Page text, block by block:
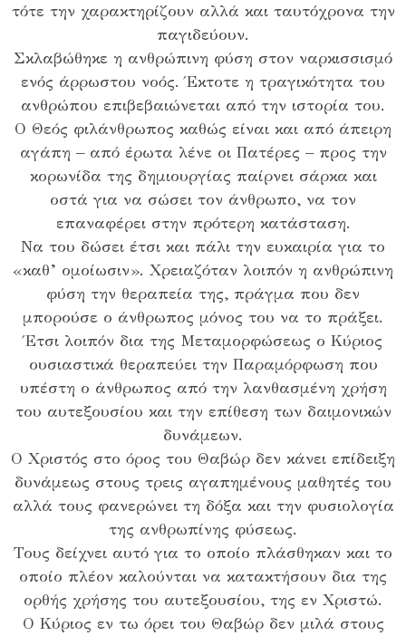
τότε την χαρακτηρίζουν αλλά και ταυτόχρονα την
παγιδεύουν.
Σκλαβώθηκε η ανθρώπινη φύση στον ναρκισσισμό
ενός άρρωστου νοός. Έκτοτε η τραγικότητα του
ανθρώπου επιβεβαιώνεται από την ιστορία του.
Ο Θεός φιλάνθρωπος καθώς είναι και από άπειρη
αγάπη – από έρωτα λένε οι Πατέρες – προς την
κορωνίδα της δημιουργίας παίρνει σάρκα και
οστά για να σώσει τον άνθρωπο, να τον
επαναφέρει στην πρότερη κατάσταση.
Να του δώσει έτσι και πάλι την ευκαιρία για το
«καθ’ ομοίωσιν». Χρειαζόταν λοιπόν η ανθρώπινη
φύση την θεραπεία της, πράγμα που δεν
μπορούσε ο άνθρωπος μόνος του να το πράξει.
Έτσι λοιπόν δια της Μεταμορφώσεως ο Κύριος
ουσιαστικά θεραπεύει την Παραμόρφωση που
υπέστη ο άνθρωπος από την λανθασμένη χρήση
του αυτεξουσίου και την επίθεση των δαιμονικών
δυνάμεων.
Ο Χριστός στο όρος του Θαβώρ δεν κάνει επίδειξη
δυνάμεως στους τρεις αγαπημένους μαθητές του
αλλά τους φανερώνει τη δόξα και την φυσιολογία
της ανθρωπίνης φύσεως.
Τους δείχνει αυτό για το οποίο πλάσθηκαν και το
οποίο πλέον καλούνται να κατακτήσουν δια της
ορθής χρήσης του αυτεξουσίου, της εν Χριστώ.
Ο Κύριος εν τω όρει του Θαβώρ δεν μιλά στους